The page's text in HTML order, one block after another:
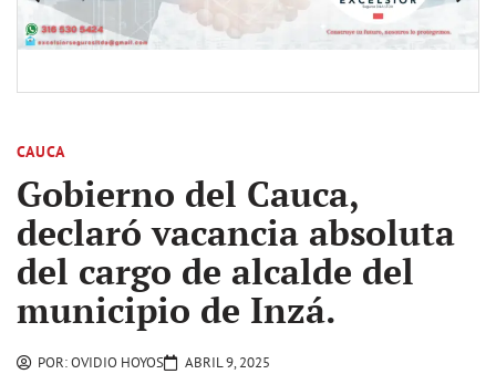
CAUCA
Gobierno del Cauca,
declaró vacancia absoluta
del cargo de alcalde del
municipio de Inzá.
POR:OVIDIO HOYOS ABRIL 9, 2025